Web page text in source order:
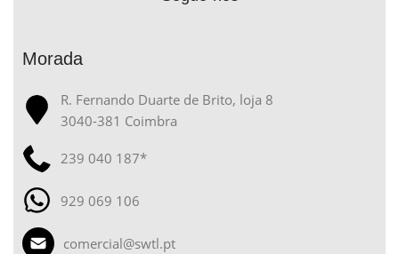
Morada
R. Fernando Duarte de Brito, loja 8
3040-381 Coimbra
239 040 187*
929 069 106
comercial@swtl.pt